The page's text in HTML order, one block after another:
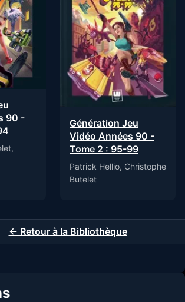
90 -
Génération Jeu
Vidéo Années 90 -
Tome 2 : 95-99
Patrick Hellio, Christophe
Butelet
← Retour à la Bibliothèque